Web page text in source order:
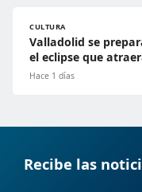
CULTURA
Valladolid se
el eclipse que
Hace 1 días
Recibe las